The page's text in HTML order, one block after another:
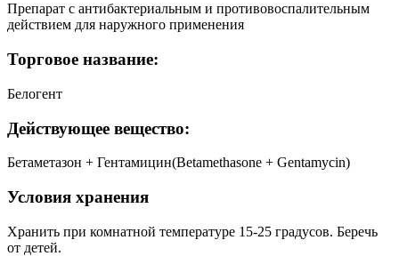
Препарат с антибактериальным и противовоспалительным
действием для наружного применения
Торговое название:
Белогент
Действующее вещество:
Бетаметазон + Гентамицин(Betamethasone + Gentamycin)
Условия хранения
Хранить при комнатной температуре 15-25 градусов. Беречь
от детей.